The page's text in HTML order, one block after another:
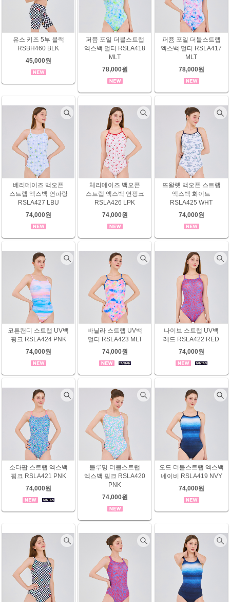
유스 키즈 5부 블랙
RSBH460 BLK
45,000원
퍼퓸 포일 더블스트랩
엑스백 멀티 RSLA418
MLT
78,000원
퍼퓸 포일 더블스트랩
엑스백 멀티 RSLA417
MLT
78,000원
베리데이즈 백오픈
스트랩 엑스백 연파랑
RSLA427 LBU
74,000원
체리데이즈 백오픈
스트랩 엑스백 연핑크
RSLA426 LPK
74,000원
뜨왈렛 백오픈 스트랩
엑스백 화이트
RSLA425 WHT
74,000원
코튼캔디 스트랩 UV백
핑크 RSLA424 PNK
74,000원
바닐라 스트랩 UV백
멀티 RSLA423 MLT
74,000원
나이브 스트랩 UV백
레드 RSLA422 RED
74,000원
소다팝 스트랩 엑스백
핑크 RSLA421 PNK
74,000원
블루밍 더블스트랩
엑스백 핑크 RSLA420
PNK
74,000원
오드 더블스트랩 엑스백
네이비 RSLA419 NVY
74,000원